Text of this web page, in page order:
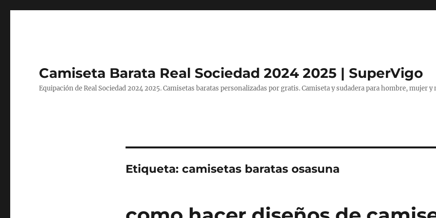
Camiseta Barata Real Sociedad 2024 2025 | SuperVigo
Equipación de Real Sociedad 2024 2025. Camisetas baratas personalizadas por gratis. Camiseta y sudadera para hombre, mujer y
Etiqueta: camisetas baratas osasuna